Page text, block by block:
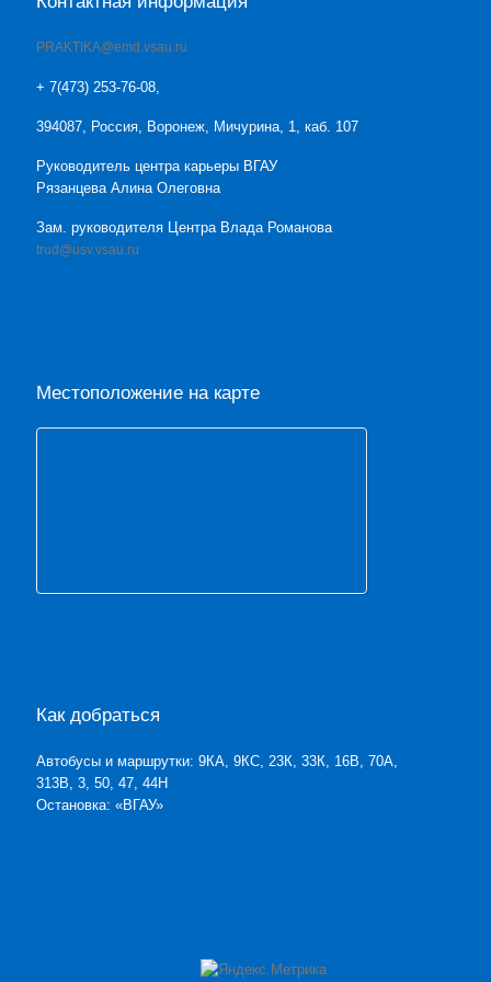
PRAKTIKA@emd.vsau.ru
+ 7(473) 253-76-08,
394087, Россия, Воронеж, Мичурина, 1, каб. 107
Руководитель центра карьеры ВГАУ
Рязанцева Алина Олеговна
Зам. руководителя Центра Влада Романова
trud@usv.vsau.ru
Местоположение на карте
Как добраться
Автобусы и маршрутки: 9КА, 9КС, 23К, 33К, 16В, 70А,
313В, 3, 50, 47, 44Н
Остановка: «ВГАУ»